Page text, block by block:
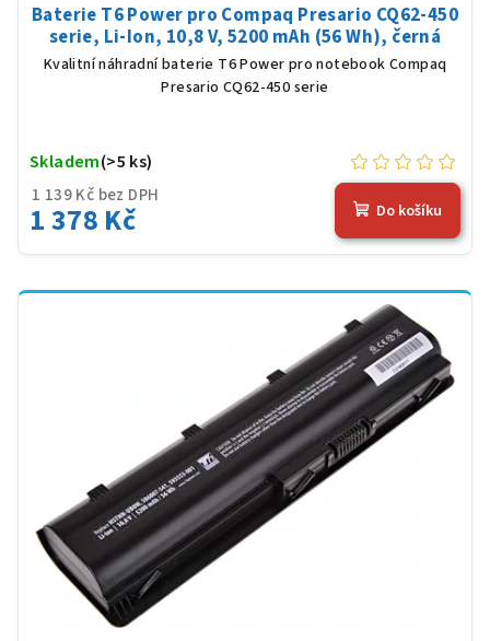
Baterie T6 Power pro Compaq Presario CQ62-450
serie, Li-Ion, 10,8 V, 5200 mAh (56 Wh), černá
Kvalitní náhradní baterie T6 Power pro notebook Compaq
Presario CQ62-450 serie
1 139 Kč bez DPH
1 378 Kč
Skladem(>5 ks)
Do košíku